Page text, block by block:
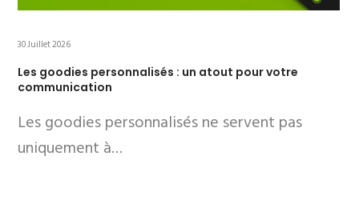
30 Juillet 2026
Les goodies personnalisés : un atout pour votre
communication
Les goodies personnalisés ne servent pas
uniquement à…